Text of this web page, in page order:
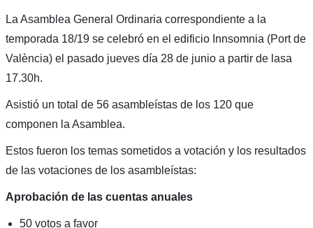
La Asamblea General Ordinaria correspondiente a la
temporada 18/19 se celebró en el edificio Innsomnia (Port de
València) el pasado jueves día 28 de junio a partir de lasa
17.30h.
Asistió un total de 56 asambleístas de los 120 que
componen la Asamblea.
Estos fueron los temas sometidos a votación y los resultados
de las votaciones de los asambleístas:
Aprobación de las cuentas anuales
50 votos a favor